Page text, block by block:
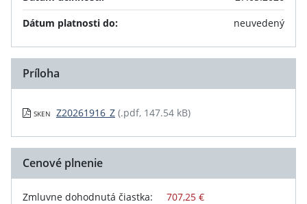
Dátum platnosti do:
neuvedený
Príloha
SKEN Z20261916_Z (.pdf, 147.54 kB)
Cenové plnenie
Zmluvne dohodnutá čiastka: 707,25 €